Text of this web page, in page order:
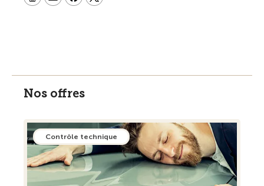
Nos offres
Contrôle technique